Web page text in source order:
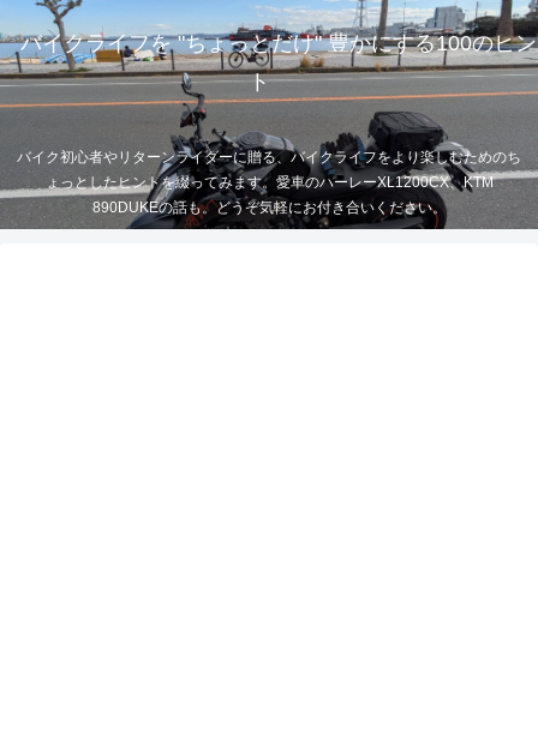
バイクライフを "ちょっとだけ" 豊かにする100のヒン
ト
バイク初心者やリターンライダーに贈る、バイクライフをより楽しむためのち
ょっとしたヒントを綴ってみます。愛車のハーレーXL1200CX、KTM
890DUKEの話も。どうぞ気軽にお付き合いください。